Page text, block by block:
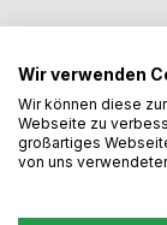
Beschreibung
Wir verwenden
Wir können diese
Webseite zu
großartiges
von uns